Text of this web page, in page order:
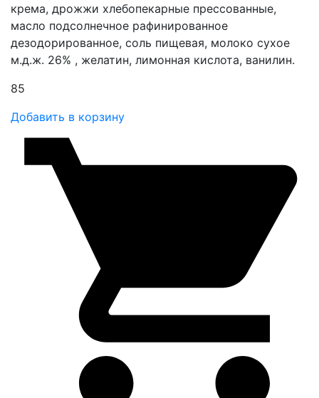
крема, дрожжи хлебопекарные прессованные,
масло подсолнечное рафинированное
дезодорированное, соль пищевая, молоко сухое
м.д.ж. 26% , желатин, лимонная кислота, ванилин.
85
Добавить в корзину